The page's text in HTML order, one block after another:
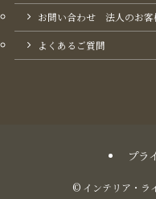
お問い合わせ 法人のお客
よくあるご質問
プラ
© インテリア・ラ